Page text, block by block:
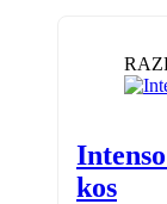
kos